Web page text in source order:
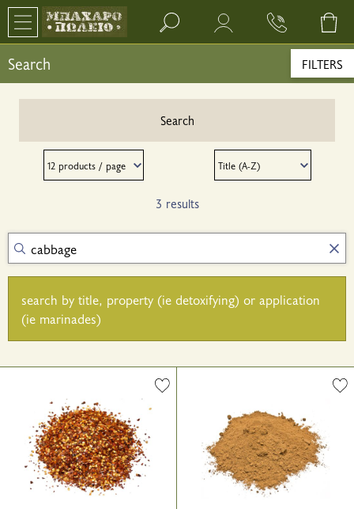
Search bar input field
Search FILTERS
Search
3 results
search by title, property (ie detoxifying) or application
(ie marinades)